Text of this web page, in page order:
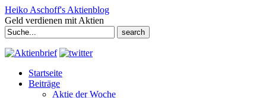
Heiko Aschoff's Aktienblog
Geld verdienen mit Aktien
Search
for:
Startseite
Beiträge
Aktie der Woche